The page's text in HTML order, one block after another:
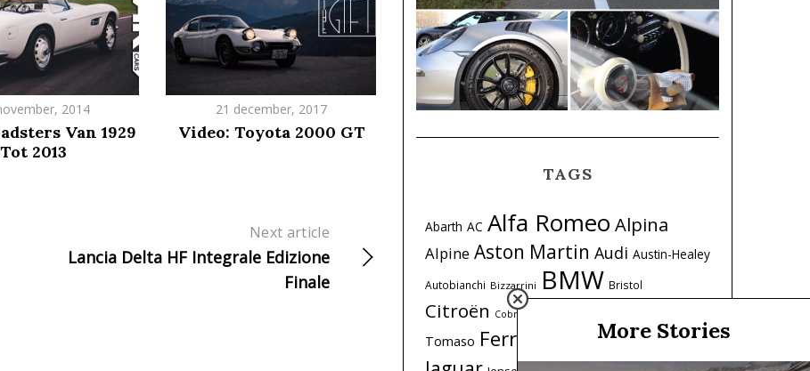
2014
Van 1929
Tot 2013
21 december, 2017
Video: Toyota 2000 GT
Next article
Lancia Delta HF Integrale Edizione
Finale
TAGS
Abarth AC Alfa Romeo Alpina
Alpine Aston Martin Audi Austin-Healey
Autobianchi Bizzarrini BMW Bristol
Citroën Cobra
Tomaso Ferrari Ford Honda Iso
More Stories